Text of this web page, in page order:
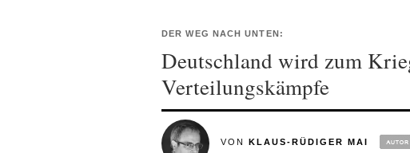
DER WEG NACH UNTEN:
Deutschland wird zum
Verteilungskämpfe
VON KLAUS-RÜDIGER MAI